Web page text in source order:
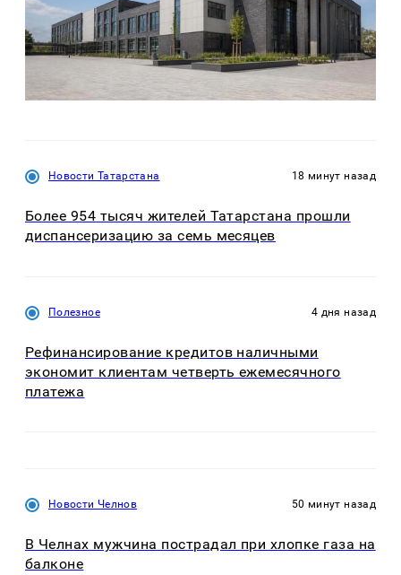
Новости Татарстана 18 минут назад
Более 954 тысяч жителей Татарстана прошли
диспансеризацию за семь месяцев
Полезное 4 дня назад
Рефинансирование кредитов наличными
экономит клиентам четверть ежемесячного
платежа
Новости Челнов 50 минут назад
В Челнах мужчина пострадал при хлопке газа на
балконе